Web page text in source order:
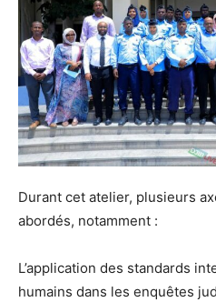
Durant cet atelier, plusieurs
abordés, notamment :
L’application des standards
humains dans les enquêtes